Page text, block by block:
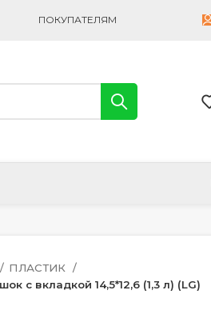
ПОКУПАТЕЛЯМ
ПЛАСТИК
с вкладкой 14,5*12,6 (1,3 л) (LG)